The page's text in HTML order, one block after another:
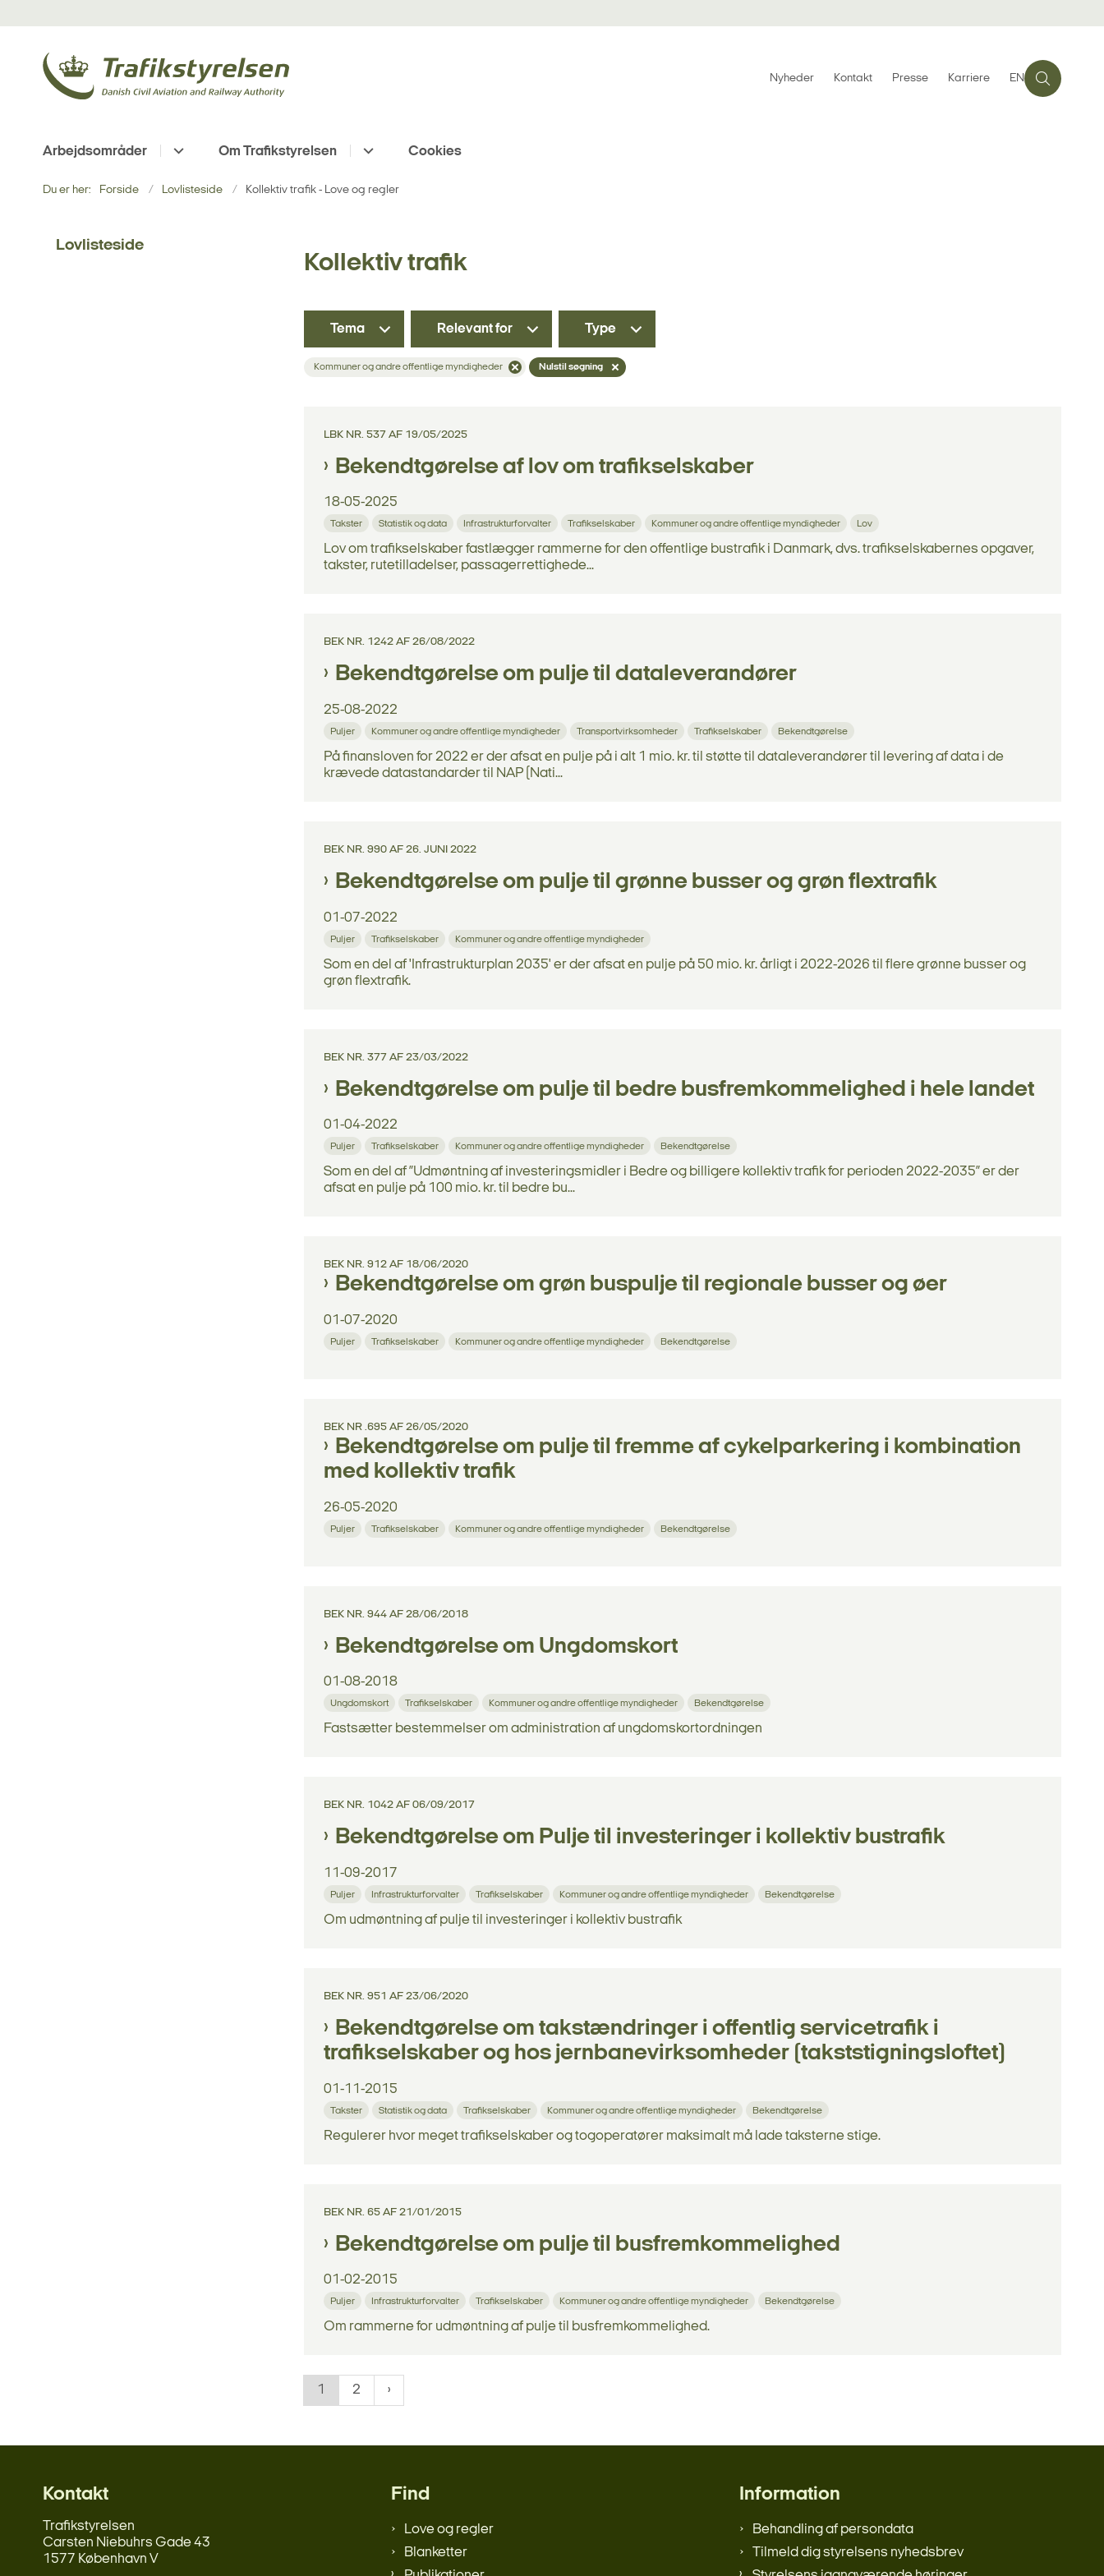
Nyheder Kontakt Presse Karriere EN
Arbejdsområder Om Trafikstyrelsen Cookies
Du er her: Forside Lovlisteside Kollektiv trafik - Love og regler
Lovlisteside
Kollektiv trafik
Tema Relevant for Type
Kommuner og andre offentlige myndigheder Nulstil søgning
LBK NR. 537 AF 19/05/2025
Bekendtgørelse af lov om trafikselskaber
18-05-2025
Takster Statistik og data Infrastrukturforvalter Trafikselskaber Kommuner og andre offentlige myndigheder Lov
Lov om trafikselskaber fastlægger rammerne for den offentlige bustrafik i Danmark, dvs. trafikselskabernes opgaver,
takster, rutetilladelser, passagerrettighede...
BEK NR. 1242 AF 26/08/2022
Bekendtgørelse om pulje til dataleverandører
25-08-2022
Puljer Kommuner og andre offentlige myndigheder Transportvirksomheder Trafikselskaber Bekendtgørelse
På finansloven for 2022 er der afsat en pulje på i alt 1 mio. kr. til støtte til dataleverandører til levering af data i de
krævede datastandarder til NAP (Nati...
BEK NR. 990 AF 26. JUNI 2022
Bekendtgørelse om pulje til grønne busser og grøn flextrafik
01-07-2022
Puljer Trafikselskaber Kommuner og andre offentlige myndigheder
Som en del af 'Infrastrukturplan 2035' er der afsat en pulje på 50 mio. kr. årligt i 2022-2026 til flere grønne busser og
grøn flextrafik.
BEK NR. 377 AF 23/03/2022
Bekendtgørelse om pulje til bedre busfremkommelighed i hele landet
01-04-2022
Puljer Trafikselskaber Kommuner og andre offentlige myndigheder Bekendtgørelse
Som en del af ”Udmøntning af investeringsmidler i Bedre og billigere kollektiv trafik for perioden 2022-2035” er der
afsat en pulje på 100 mio. kr. til bedre bu...
BEK NR. 912 AF 18/06/2020
Bekendtgørelse om grøn buspulje til regionale busser og øer
01-07-2020
Puljer Trafikselskaber Kommuner og andre offentlige myndigheder Bekendtgørelse
BEK NR .695 AF 26/05/2020
Bekendtgørelse om pulje til fremme af cykelparkering i kombination
med kollektiv trafik
26-05-2020
Puljer Trafikselskaber Kommuner og andre offentlige myndigheder Bekendtgørelse
BEK NR. 944 AF 28/06/2018
Bekendtgørelse om Ungdomskort
01-08-2018
Ungdomskort Trafikselskaber Kommuner og andre offentlige myndigheder Bekendtgørelse
Fastsætter bestemmelser om administration af ungdomskortordningen
BEK NR. 1042 AF 06/09/2017
Bekendtgørelse om Pulje til investeringer i kollektiv bustrafik
11-09-2017
Puljer Infrastrukturforvalter Trafikselskaber Kommuner og andre offentlige myndigheder Bekendtgørelse
Om udmøntning af pulje til investeringer i kollektiv bustrafik
BEK NR. 951 AF 23/06/2020
Bekendtgørelse om takstændringer i offentlig servicetrafik i
trafikselskaber og hos jernbanevirksomheder (takststigningsloftet)
01-11-2015
Takster Statistik og data Trafikselskaber Kommuner og andre offentlige myndigheder Bekendtgørelse
Regulerer hvor meget trafikselskaber og togoperatører maksimalt må lade taksterne stige.
BEK NR. 65 AF 21/01/2015
Bekendtgørelse om pulje til busfremkommelighed
01-02-2015
Puljer Infrastrukturforvalter Trafikselskaber Kommuner og andre offentlige myndigheder Bekendtgørelse
Om rammerne for udmøntning af pulje til busfremkommelighed.
1 2
Kontakt
Trafikstyrelsen
Carsten Niebuhrs Gade 43
1577 København V
Find
Love og regler
Blanketter
Information
Behandling af persondata
Tilmeld dig styrelsens nyhedsbrev